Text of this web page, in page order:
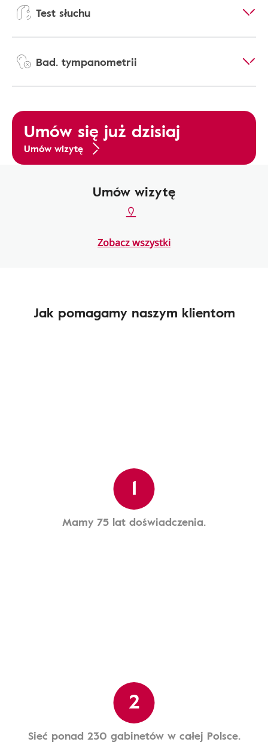
Test słuchu
Bad. tympanometrii
Umów się już dzisiaj
Umów wizytę
Umów wizytę
Zobacz wszystki
Jak pomagamy naszym klientom
1
Mamy 75 lat doświadczenia.
2
Sieć ponad 230 gabinetów w całej Polsce.